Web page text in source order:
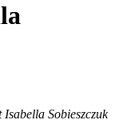
Sobieszczuk